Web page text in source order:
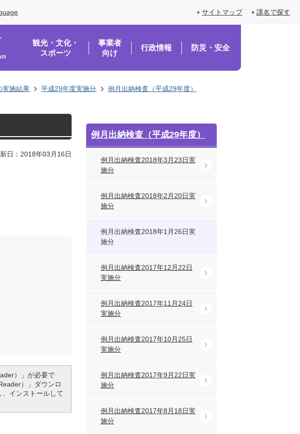
サイトマップ 課名で探す
観光・文化・
スポーツ
事業者
向け
行政情報 防災・安全
実施結果 平成29年度実施分
例月出納検査（平成29年度）
日：2018年03月16日
）」が必要で
）」ダウンロ
インストールして
例月出納検査（平成29年度）
例月出納検査2018年3月23日実
施分
例月出納検査2018年2月20日実
施分
例月出納検査2018年1月26日実
施分
例月出納検査2017年12月22日
実施分
例月出納検査2017年11月24日
実施分
例月出納検査2017年10月25日
実施分
例月出納検査2017年9月22日実
施分
例月出納検査2017年8月18日実
施分